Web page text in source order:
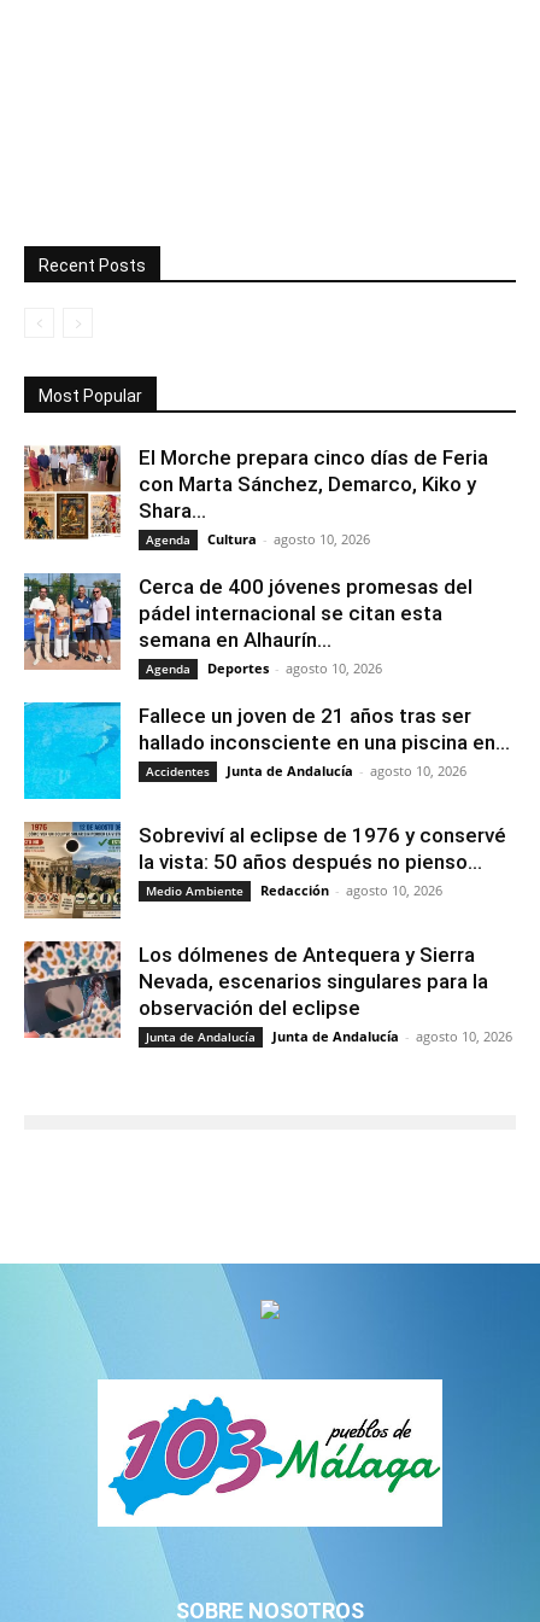
Recent Posts
Most Popular
El Morche prepara cinco días de Feria
con Marta Sánchez, Demarco, Kiko y
Shara...
Agenda Cultura - agosto 10, 2026
Cerca de 400 jóvenes promesas del
pádel internacional se citan esta
semana en Alhaurín...
Agenda Deportes - agosto 10, 2026
Fallece un joven de 21 años tras ser
hallado inconsciente en una piscina en...
Accidentes Junta de Andalucía - agosto 10, 2026
Sobreviví al eclipse de 1976 y conservé
la vista: 50 años después no pienso...
Medio Ambiente Redacción - agosto 10, 2026
Los dólmenes de Antequera y Sierra
Nevada, escenarios singulares para la
observación del eclipse
Junta de Andalucía Junta de Andalucía - agosto 10, 2026
SOBRE NOSOTROS